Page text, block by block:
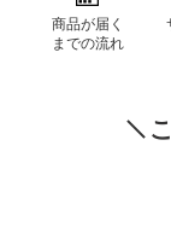
商品が届く
までの流れ